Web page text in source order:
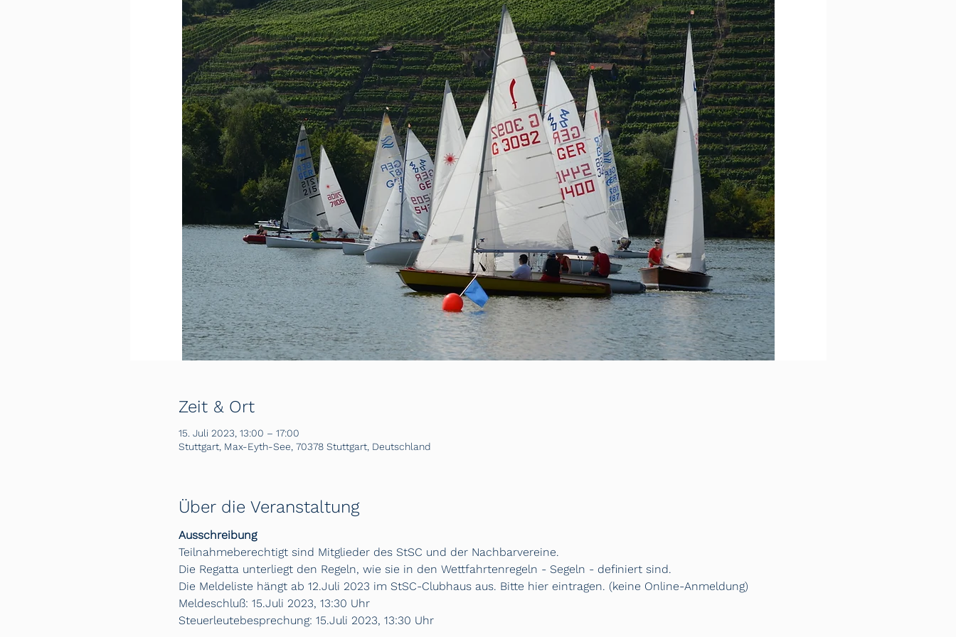
Zeit & Ort
15. Juli 2023, 13:00 – 17:00
Stuttgart, Max-Eyth-See, 70378 Stuttgart, Deutschland
Über die Veranstaltung
Ausschreibung
Teilnahmeberechtigt sind Mitglieder des StSC und der Nachbarvereine.
Die Regatta unterliegt den Regeln, wie sie in den Wettfahrtenregeln - Segeln - definiert sind.
Die Meldeliste hängt ab 12.Juli 2023 im StSC-Clubhaus aus. Bitte hier eintragen. (keine Online-Anmeldung)
Meldeschluß: 15.Juli 2023, 13:30 Uhr
Steuerleutebesprechung: 15.Juli 2023, 13:30 Uhr